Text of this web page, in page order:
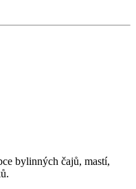
bylinných čajů, mastí,